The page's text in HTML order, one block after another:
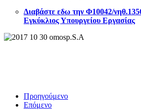
Διαβάστε εδω την Φ10042/
Εγκύκλιος Υπουργείου Εργασίας
Προηγούμενο
Επόμενο